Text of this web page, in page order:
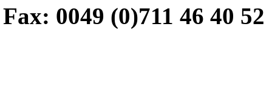
Fax: 0049 (0)711 46 40 52